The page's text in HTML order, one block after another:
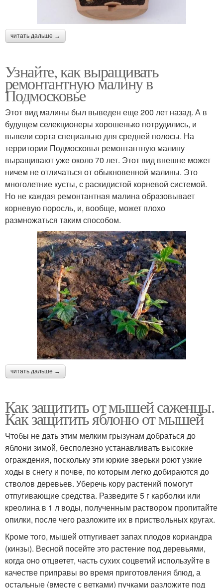
читать дальше →
Узнайте, как выращивать
ремонтантную малину в
Подмосковье
Этот вид малины был выведен еще 200 лет назад. А в
будущем селекционеры хорошенько потрудились, и
вывели сорта специально для средней полосы. На
территории Подмосковья ремонтантную малину
выращивают уже около 70 лет. Этот вид внешне может
ничем не отличаться от обыкновенной малины. Это
многолетние кусты, с раскидистой корневой системой.
Но не каждая ремонтантная малина образовывает
корневую поросль, и, вообще, может плохо
размножаться таким способом.
читать дальше →
Как защитить от мышей саженцы.
Как защитить яблоню от мышей
Чтобы не дать этим мелким грызунам добраться до
яблони зимой, бесполезно устанавливать высокие
ограждения, поскольку эти юркие зверьки роют узкие
ходы в снегу и почве, по которым легко добираются до
стволов деревьев. Уберечь кору растений помогут
отпугивающие средства. Разведите 5 г карболки или
креолина в 1 л воды, полученным раствором пропитайте
опилки, после чего разложите их в приствольных кругах.
Кроме того, мышей отпугивает запах плодов кориандра
(кинзы). Весной посейте это растение под деревьями,
когда оно отцветет, часть сухих соцветий используйте в
качестве приправы во время приготовления блюд, а
остальные (вместе с ветками) пучками разложите под